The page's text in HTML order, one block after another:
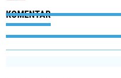
KOMENTAR